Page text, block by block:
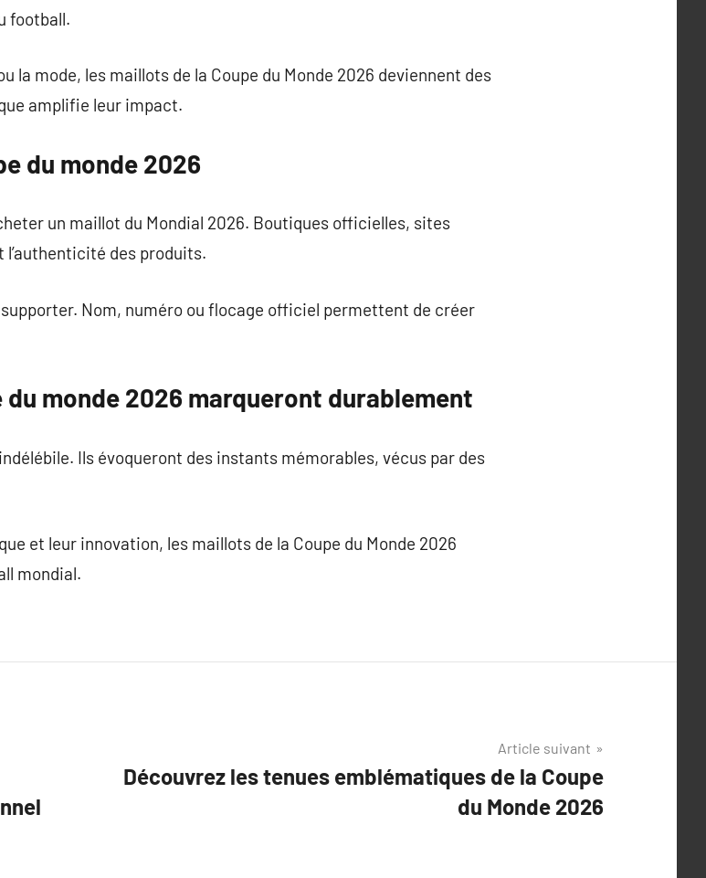
football.
la mode, les maillots de la Coupe du Monde 2026 deviennent des
amplifie leur impact.
du monde 2026
un maillot du Mondial 2026. Boutiques officielles, sites
des produits.
Nom, numéro ou flocage officiel permettent de créer
monde 2026 marqueront durablement
Ils évoqueront des instants mémorables, vécus par des
et leur innovation, les maillots de la Coupe du Monde 2026
mondial.
Article suivant
Découvrez les tenues emblématiques de la Coupe
du Monde 2026